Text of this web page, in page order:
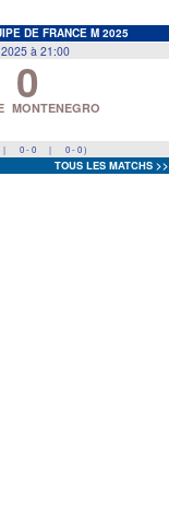
DE FRANCE M 2025
à 21:00
0
MONTENEGRO
| 0 - 0 | 0 - 0 )
TOUS LES MATCHS >>